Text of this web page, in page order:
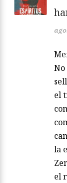
No
el
la
el